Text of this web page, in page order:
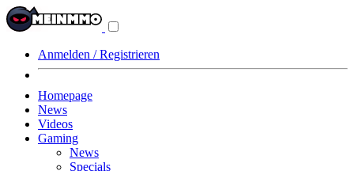
Anmelden / Registrieren
Homepage
News
Videos
Gaming
News
Specials